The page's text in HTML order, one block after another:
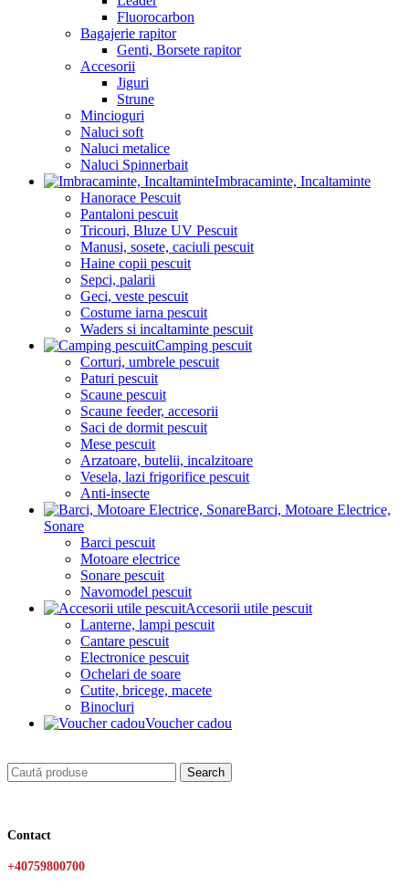
Fluorocarbon
Bagajerie rapitor
Genti, Borsete rapitor
Accesorii
Jiguri
Strune
Mincioguri
Naluci soft
Naluci metalice
Naluci Spinnerbait
Imbracaminte, Incaltaminte
Hanorace Pescuit
Pantaloni pescuit
Tricouri, Bluze UV Pescuit
Manusi, sosete, caciuli pescuit
Haine copii pescuit
Sepci, palarii
Geci, veste pescuit
Costume iarna pescuit
Waders si incaltaminte pescuit
Camping pescuit
Corturi, umbrele pescuit
Paturi pescuit
Scaune pescuit
Scaune feeder, accesorii
Saci de dormit pescuit
Mese pescuit
Arzatoare, butelii, incalzitoare
Vesela, lazi frigorifice pescuit
Anti-insecte
Barci, Motoare Electrice,
Sonare
Barci pescuit
Motoare electrice
Sonare pescuit
Navomodel pescuit
Accesorii utile pescuit
Lanterne, lampi pescuit
Cantare pescuit
Electronice pescuit
Ochelari de soare
Cutite, bricege, macete
Binocluri
Voucher cadou
Search
Contact
+40759800700